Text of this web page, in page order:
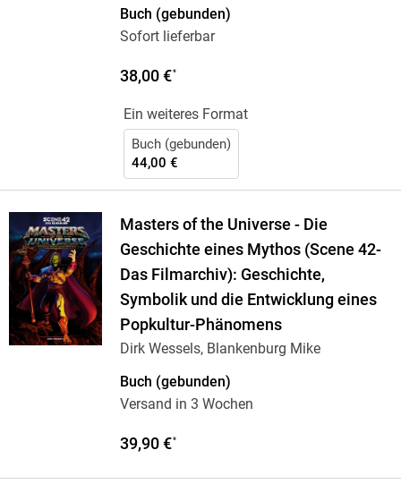
Buch (gebunden)
Sofort lieferbar
38,00 €*
Ein weiteres Format
Buch (gebunden)
44,00 €
Masters of the Universe - Die
Geschichte eines Mythos (Scene 42-
Das Filmarchiv): Geschichte,
Symbolik und die Entwicklung eines
Popkultur-Phänomens
Dirk Wessels, Blankenburg Mike
Buch (gebunden)
Versand in 3 Wochen
39,90 €*